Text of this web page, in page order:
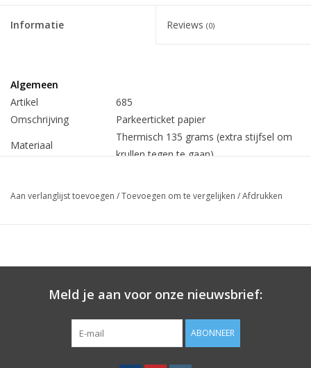
Informatie Reviews (0)
Algemeen
Artikel
685
Omschrijving
Parkeerticket papier
Materiaal
Thermisch 135 grams (extra stijfsel om
krullen tegen te gaan)
Lengte ticket
Prijsv.a. € 7,46 per rol
(Prijs elders € 26,-- per rol, uw voordeel 71%)
Aan verlanglijst toevoegen /Toevoegen om te vergelijken /Afdrukken
Meld je aan voor onze nieuwsbrief:
ABONNEER